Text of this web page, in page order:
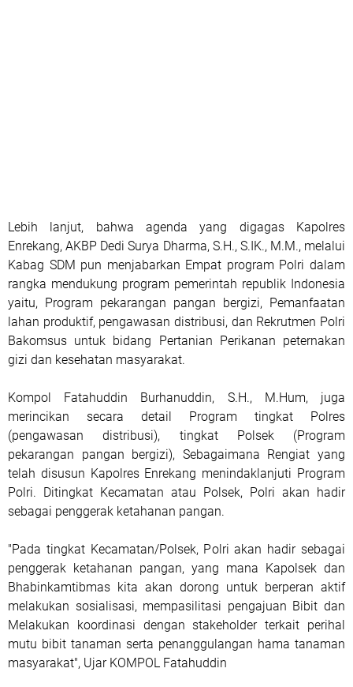
Lebih lanjut, bahwa agenda yang digagas Kapolres
Enrekang, AKBP Dedi Surya Dharma, S.H., S.IK., M.M., melalui
Kabag SDM pun menjabarkan Empat program Polri dalam
rangka mendukung program pemerintah republik Indonesia
yaitu, Program pekarangan pangan bergizi, Pemanfaatan
lahan produktif, pengawasan distribusi, dan Rekrutmen Polri
Bakomsus untuk bidang Pertanian Perikanan peternakan
gizi dan kesehatan masyarakat.
Kompol Fatahuddin Burhanuddin, S.H., M.Hum, juga
merincikan secara detail Program tingkat Polres
(pengawasan distribusi), tingkat Polsek (Program
pekarangan pangan bergizi), Sebagaimana Rengiat yang
telah disusun Kapolres Enrekang menindaklanjuti Program
Polri. Ditingkat Kecamatan atau Polsek, Polri akan hadir
sebagai penggerak ketahanan pangan.
"Pada tingkat Kecamatan/Polsek, Polri akan hadir sebagai
penggerak ketahanan pangan, yang mana Kapolsek dan
Bhabinkamtibmas kita akan dorong untuk berperan aktif
melakukan sosialisasi, mempasilitasi pengajuan Bibit dan
Melakukan koordinasi dengan stakeholder terkait perihal
mutu bibit tanaman serta penanggulangan hama tanaman
masyarakat", Ujar KOMPOL Fatahuddin